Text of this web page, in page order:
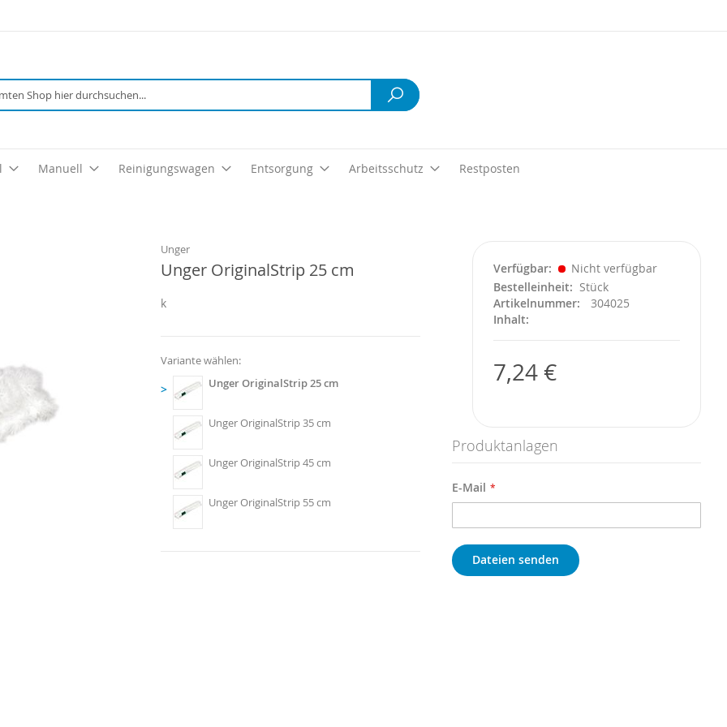
Suche
Suche
Manuell Reinigungswagen Entsorgung Arbeitsschutz Restposten
Unger
Unger OriginalStrip 25 cm
k
Variante wählen:
> Unger OriginalStrip 25 cm
Unger OriginalStrip 35 cm
Unger OriginalStrip 45 cm
Unger OriginalStrip 55 cm
Verfügbar
Nicht verfügbar
Bestelleinheit
Stück
Artikelnummer
304025
Inhalt
7,24 €
Produktanlagen
E-Mail
Dateien senden